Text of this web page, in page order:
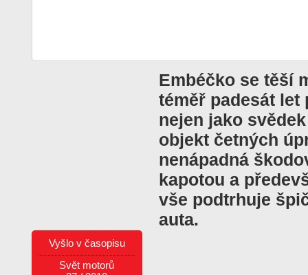
Embéčko se těší
téměř padesát let
nejen jako
objekt četných
nenápadná
kapotou a
vše podtrhuje
auta.
Vyšlo v časopisu
Svět motorů